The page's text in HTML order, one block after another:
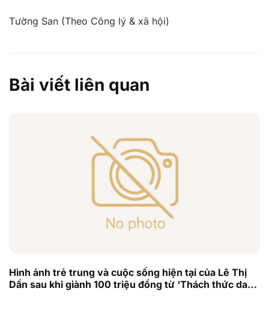
Tường San (Theo Công lý & xã hội)
Bài viết liên quan
Hình ảnh trẻ trung và cuộc sống hiện tại của Lê Thị
Dần sau khi giành 100 triệu đồng từ ‘Thách thức danh